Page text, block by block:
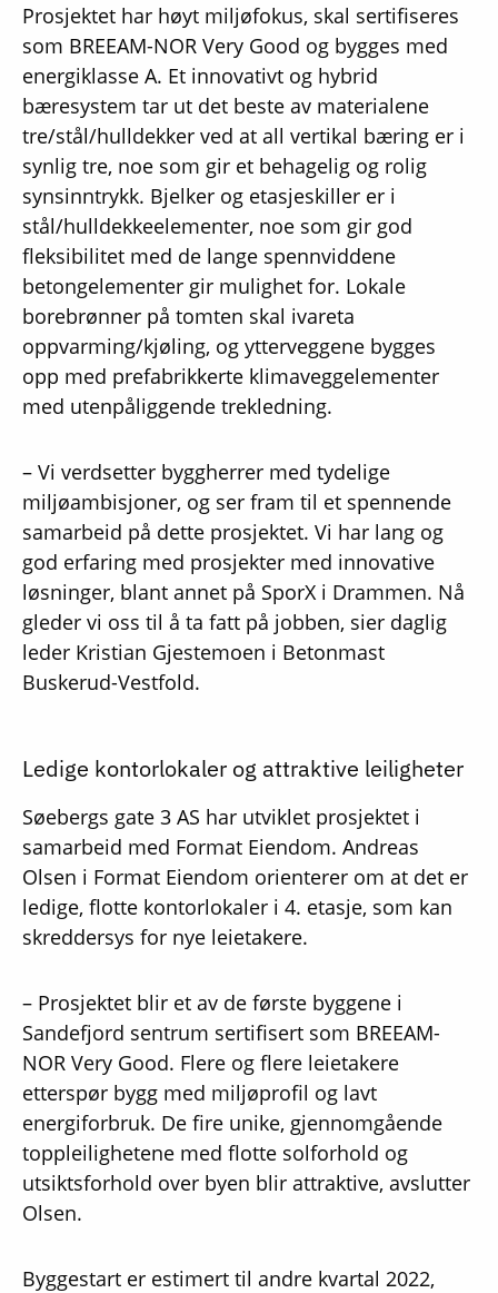
Prosjektet har høyt miljøfokus, skal sertifiseres
som BREEAM-NOR Very Good og bygges med
energiklasse A. Et innovativt og hybrid
bæresystem tar ut det beste av materialene
tre/stål/hulldekker ved at all vertikal bæring er i
synlig tre, noe som gir et behagelig og rolig
synsinntrykk. Bjelker og etasjeskiller er i
stål/hulldekkeelementer, noe som gir god
fleksibilitet med de lange spennviddene
betongelementer gir mulighet for. Lokale
borebrønner på tomten skal ivareta
oppvarming/kjøling, og ytterveggene bygges
opp med prefabrikkerte klimaveggelementer
med utenpåliggende trekledning.
– Vi verdsetter byggherrer med tydelige
miljøambisjoner, og ser fram til et spennende
samarbeid på dette prosjektet. Vi har lang og
god erfaring med prosjekter med innovative
løsninger, blant annet på SporX i Drammen. Nå
gleder vi oss til å ta fatt på jobben, sier daglig
leder Kristian Gjestemoen i Betonmast
Buskerud-Vestfold.
Ledige kontorlokaler og attraktive leiligheter
Søebergs gate 3 AS har utviklet prosjektet i
samarbeid med Format Eiendom. Andreas
Olsen i Format Eiendom orienterer om at det er
ledige, flotte kontorlokaler i 4. etasje, som kan
skreddersys for nye leietakere.
– Prosjektet blir et av de første byggene i
Sandefjord sentrum sertifisert som BREEAM-
NOR Very Good. Flere og flere leietakere
etterspør bygg med miljøprofil og lavt
energiforbruk. De fire unike, gjennomgående
toppleilighetene med flotte solforhold og
utsiktsforhold over byen blir attraktive, avslutter
Olsen.
Byggestart er estimert til andre kvartal 2022,